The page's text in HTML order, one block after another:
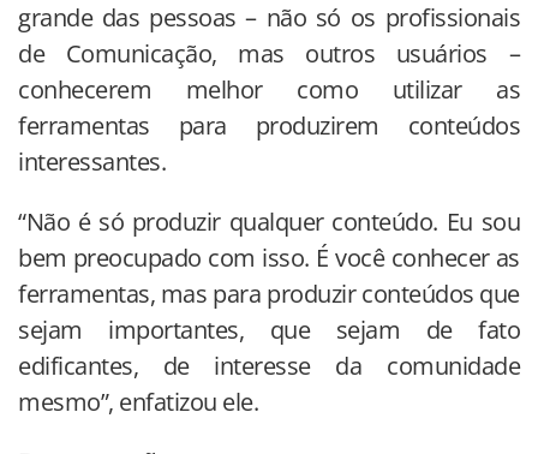
grande das pessoas – não só os profissionais
de Comunicação, mas outros usuários –
conhecerem melhor como utilizar as
ferramentas para produzirem conteúdos
interessantes.
“Não é só produzir qualquer conteúdo. Eu sou
bem preocupado com isso. É você conhecer as
ferramentas, mas para produzir conteúdos que
sejam importantes, que sejam de fato
edificantes, de interesse da comunidade
mesmo”, enfatizou ele.